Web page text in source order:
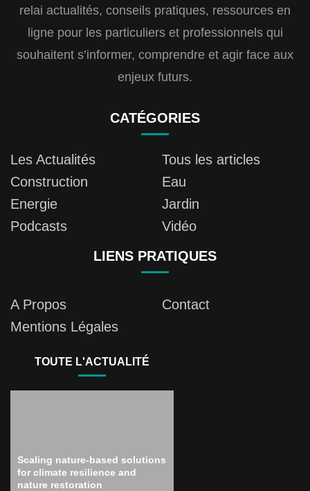
relai actualités, conseils pratiques, ressources en
ligne pour les particuliers et professionnels qui
souhaitent s’informer, comprendre et agir face aux
enjeux futurs.
CATÉGORIES
Les Actualités
Tous les articles
Construction
Eau
Energie
Jardin
Podcasts
Vidéo
LIENS PRATIQUES
A Propos
Contact
Mentions Légales
TOUTE L'ACTUALITÉ
Scaling nature-based solutions
for climate resilience and
nature restoration